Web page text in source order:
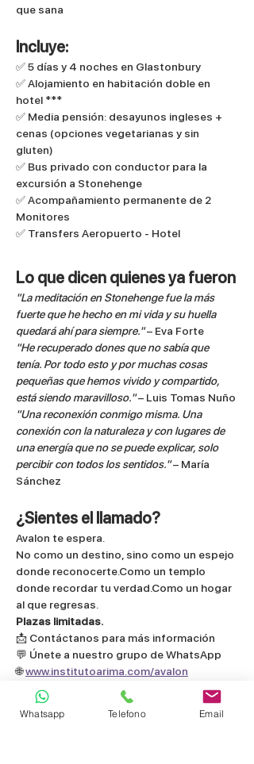
que sana
Incluye:
✅ 5 días y 4 noches en Glastonbury
✅ Alojamiento en habitación doble en
hotel ***
✅ Media pensión: desayunos ingleses +
cenas (opciones vegetarianas y sin
gluten)
✅ Bus privado con conductor para la
excursión a Stonehenge
✅ Acompañamiento permanente de 2
Monitores
✅ Transfers Aeropuerto - Hotel
Lo que dicen quienes ya fueron
"La meditación en Stonehenge fue la más
fuerte que he hecho en mi vida y su huella
quedará ahí para siempre." – Eva Forte
"He recuperado dones que no sabía que
tenía. Por todo esto y por muchas cosas
pequeñas que hemos vivido y compartido,
está siendo maravilloso." – Luis Tomas Nuño
"Una reconexión conmigo misma. Una
conexión con la naturaleza y con lugares de
una energía que no se puede explicar, solo
percibir con todos los sentidos." – María
Sánchez
¿Sientes el llamado?
Avalon te espera.
No como un destino, sino como un espejo
donde reconocerte.Como un templo
donde recordar tu verdad.Como un hogar
al que regresas.
Plazas limitadas.
📩 Contáctanos para más información
💬 Únete a nuestro grupo de WhatsApp
🌐 www.institutoarima.com/avalon
"Cada lugar que visitamos en Avalon guarda
una vibración única.Y desde esa energía, te
Whatsapp Telefono Email